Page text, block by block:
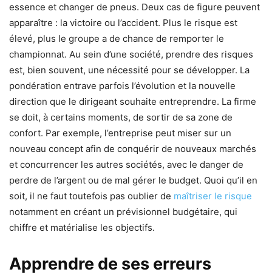
essence et changer de pneus. Deux cas de figure peuvent
apparaître : la victoire ou l’accident. Plus le risque est
élevé, plus le groupe a de chance de remporter le
championnat. Au sein d’une société, prendre des risques
est, bien souvent, une nécessité pour se développer. La
pondération entrave parfois l’évolution et la nouvelle
direction que le dirigeant souhaite entreprendre. La firme
se doit, à certains moments, de sortir de sa zone de
confort. Par exemple, l’entreprise peut miser sur un
nouveau concept afin de conquérir de nouveaux marchés
et concurrencer les autres sociétés, avec le danger de
perdre de l’argent ou de mal gérer le budget. Quoi qu’il en
soit, il ne faut toutefois pas oublier de maîtriser le risque
notamment en créant un prévisionnel budgétaire, qui
chiffre et matérialise les objectifs.
Apprendre de ses erreurs